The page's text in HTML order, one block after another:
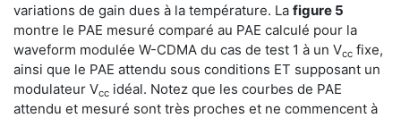
variations de gain dues à la température. La figure 5
montre le PAE mesuré comparé au PAE calculé pour la
waveform modulée W-CDMA du cas de test 1 à un Vcc fixe,
ainsi que le PAE attendu sous conditions ET supposant un
modulateur Vcc idéal. Notez que les courbes de PAE
attendu et mesuré sont très proches et ne commencent à